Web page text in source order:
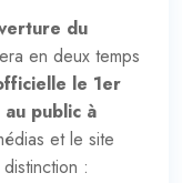
du
en deux temps
le 1er
public à
et le site
: